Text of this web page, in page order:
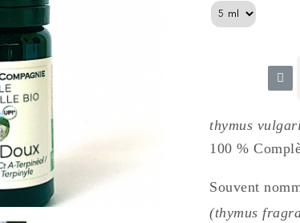
thymus
100 %
Souvent
(thymus